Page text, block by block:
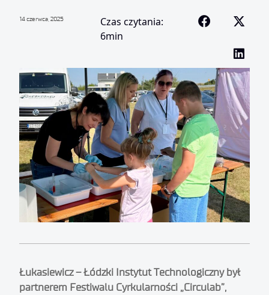
14 czerwca, 2025
Czas czytania:
6min
Łukasiewicz – Łódzki Instytut Technologiczny był
partnerem Festiwalu Cyrkularności „Circulab”,